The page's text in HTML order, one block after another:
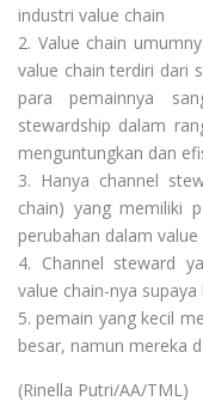
industri value chain
2. Value chain
value chain terdiri dari
para pemainnya
stewardship dalam
menguntungkan dan
3. Hanya channel
chain) yang memiliki
perubahan dalam value
4. Channel steward
value chain-nya
5. pemain yang kecil
besar, namun mereka
(Rinella Putri/AA/TML)